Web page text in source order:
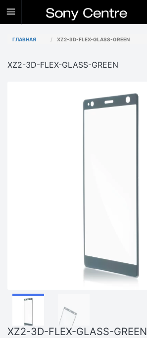
ГЛАВНАЯ XZ2-3D-FLEX-GLASS-GREEN
XZ2-3D-FLEX-GLASS-GREEN
XZ2-3D-FLEX-GLASS-GREEN